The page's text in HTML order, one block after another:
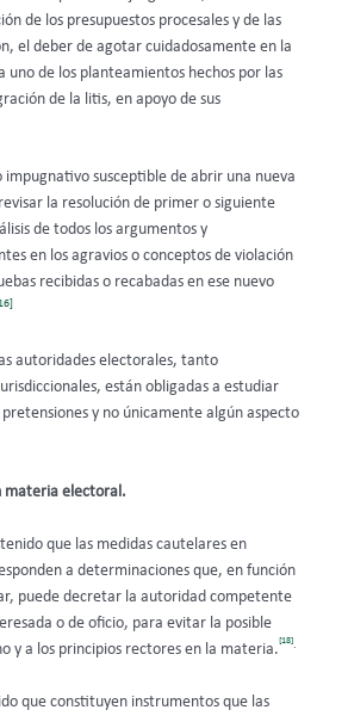
de los presupuestos procesales y de las
el deber de agotar cuidadosamente en la
uno de los planteamientos hechos por las
de la litis, en apoyo de sus
impugnativo susceptible de abrir una nueva
la resolución de primer o siguiente
de todos los argumentos y
en los agravios o conceptos de violación
recibidas o recabadas en ese nuevo
autoridades electorales, tanto
están obligadas a estudiar
y no únicamente algún aspecto
materia electoral.
que las medidas cautelares en
a determinaciones que, en función
puede decretar la autoridad competente
o de oficio, para evitar la posible
y a los principios rectores en la materia.
[18].
que constituyen instrumentos que las